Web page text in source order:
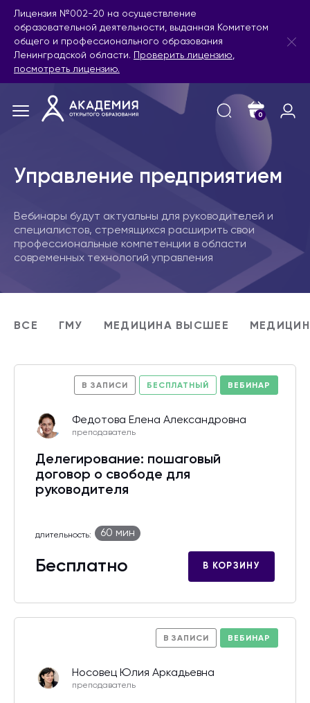
Лицензия №002-20 на осуществление
образовательной деятельности, выданная Комитетом
общего и профессионального образования
Ленинградской области.
Проверить лицензию,
посмотреть лицензию.
0
Управление предприятием
Вебинары будут актуальны для руководителей и
специалистов, стремящихся расширить свои
профессиональные компетенции в области
современных технологий управления
ВСЕ ГМУ МЕДИЦИНА ВЫСШЕЕ
В ЗАПИСИ БЕСПЛАТНЫЙ ВЕБИНАР
Федотова Елена Александровна
преподаватель
Делегирование: пошаговый
договор о свободе для
руководителя
длительность: 60 мин
Бесплатно В КОРЗИНУ
В ЗАПИСИ ВЕБИНАР
Носовец Юлия Аркадьевна
преподаватель